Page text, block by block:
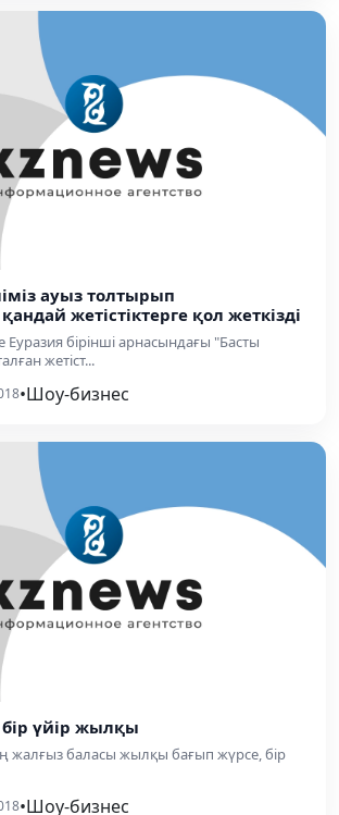
ауыз толтырып
жетістіктерге қол жеткізді
Еуразия бірінші арнасындағы "Басты
жетіст...
•Шоу-бизнес
үйір жылқы
жалғыз баласы жылқы бағып жүрсе, бір
•Шоу-бизнес